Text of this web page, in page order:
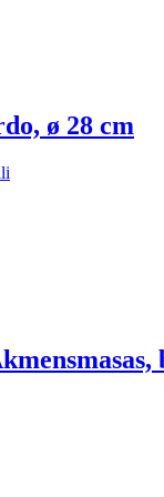
ø 28 cm